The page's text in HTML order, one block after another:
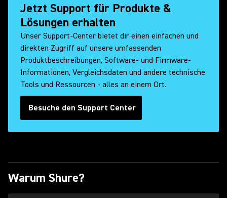
Jetzt Support für Produkte &
Lösungen erhalten
Unser Support-Center bietet dir einen einfachen und
direkten Zugriff auf unsere umfassenden
Produktbeschreibungen, Software- und Firmware-
Informationen, Vergleichsdaten und andere technische
Tools und Ressourcen - alles an einem Ort.
Besuche den Support Center
Warum Shure?